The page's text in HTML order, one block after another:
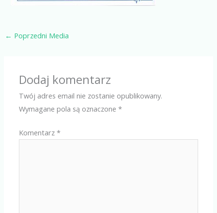
← Poprzedni Media
Dodaj komentarz
Twój adres email nie zostanie opublikowany.
Wymagane pola są oznaczone*
Komentarz*